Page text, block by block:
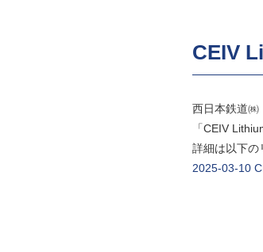
CEIV
西日本鉄道
「CEIV
詳細は以下の
2025-03-10